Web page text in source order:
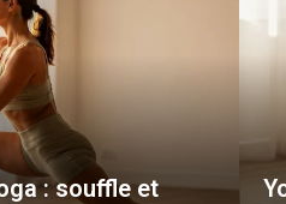
: souffle et